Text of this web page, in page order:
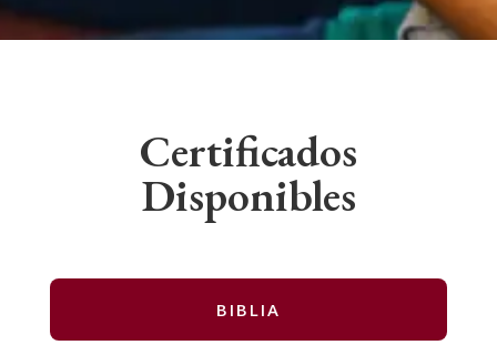
Certificados
Disponibles
BIBLIA